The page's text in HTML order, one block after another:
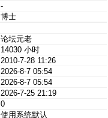
-
博士
论坛元老
14030 小时
2010-7-28 11:26
2026-8-7 05:54
2026-8-7 05:54
2026-7-25 21:19
0
使用系统默认